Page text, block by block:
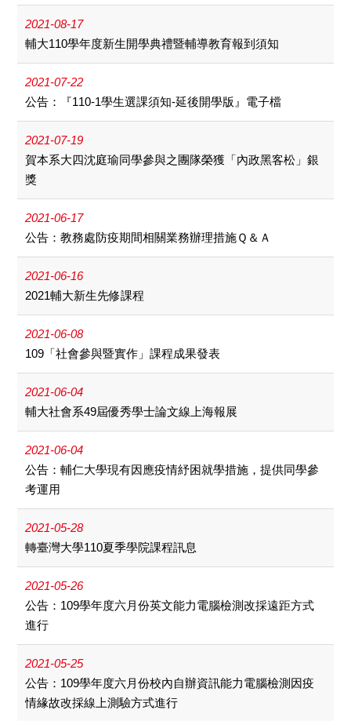
2021-08-17
輔大110學年度新生開學典禮暨輔導教育報到須知
2021-07-22
公告：『110-1學生選課須知-延後開學版』電子檔
2021-07-19
賀本系大四沈庭瑜同學參與之團隊榮獲「內政黑客松」銀
獎
2021-06-17
公告：教務處防疫期間相關業務辦理措施Ｑ＆Ａ
2021-06-16
2021輔大新生先修課程
2021-06-08
109「社會參與暨實作」課程成果發表
2021-06-04
輔大社會系49屆優秀學士論文線上海報展
2021-06-04
公告：輔仁大學現有因應疫情紓困就學措施，提供同學參
考運用
2021-05-28
轉臺灣大學110夏季學院課程訊息
2021-05-26
公告：109學年度六月份英文能力電腦檢測改採遠距方式
進行
2021-05-25
公告：109學年度六月份校內自辦資訊能力電腦檢測因疫
情緣故改採線上測驗方式進行